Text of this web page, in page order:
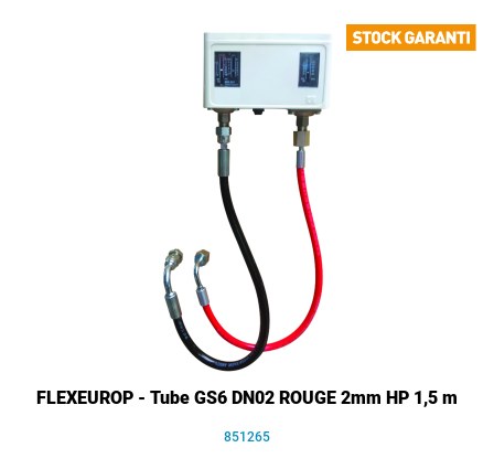
FLEXEUROP - Tube GS6 DN02 ROUGE 2mm HP 1,5 m
851265